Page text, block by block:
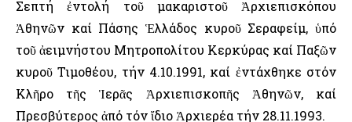
Σεπτή ἐντολή τοῦ μακαριστοῦ Ἀρχιεπισκόπου
Ἀθηνῶν καί Πάσης Ἑλλάδος κυροῦ Σεραφείμ, ὑπό
τοῦ ἀειμνήστου Μητροπολίτου Κερκύρας καί Παξῶν
κυροῦ Τιμοθέου, τήν 4.10.1991, καί ἐντάχθηκε στόν
Κλῆρο τῆς Ἱερᾶς Ἀρχιεπισκοπῆς Ἀθηνῶν, καί
Πρεσβύτερος ἀπό τόν ἴδιο Ἀρχιερέα τήν 28.11.1993.